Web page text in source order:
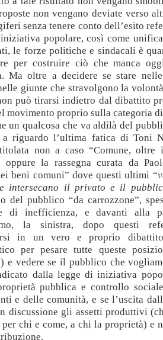
non vengano deviate verso
senza tenere conto dell’esito
popolare, così come
le forze politiche e sindacali è
per costruire ciò che manca
Ma oltre a decidere se stare
giunte che stravolgono la
può tirarsi indietro dal dibattito
movimento proprio sulla categoria
un qualcosa che va aldilà del
a riguardo l’ultima fatica di Toni
non a caso “Comune,
oppure la rassegna curata da
beni comuni” dove questi ultimi “
intersecano il privato e il
del pubblico “da carrozzone”,
di inefficienza, e davanti alla
la sinistra, dopo questi
in un vero e proprio
per pesare tutte queste
e vedere se il pubblico che
dalla legge di iniziativa
pubblica e controllo
e delle comunità, e se l’uscita
discussione gli assetti produttivi
per chi e come, a chi la proprietà) e